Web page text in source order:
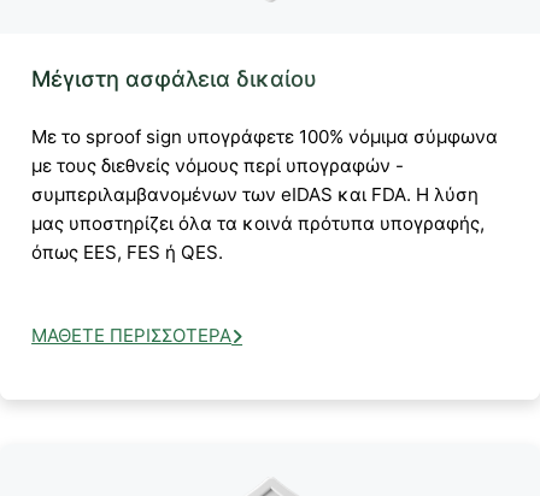
Μέγιστη ασφάλεια δικαίου
Με το sproof sign υπογράφετε 100% νόμιμα σύμφωνα
με τους διεθνείς νόμους περί υπογραφών -
συμπεριλαμβανομένων των eIDAS και FDA. Η λύση
μας υποστηρίζει όλα τα κοινά πρότυπα υπογραφής,
όπως EES, FES ή QES.
ΜΆΘΕΤΕ ΠΕΡΙΣΣΌΤΕΡΑ